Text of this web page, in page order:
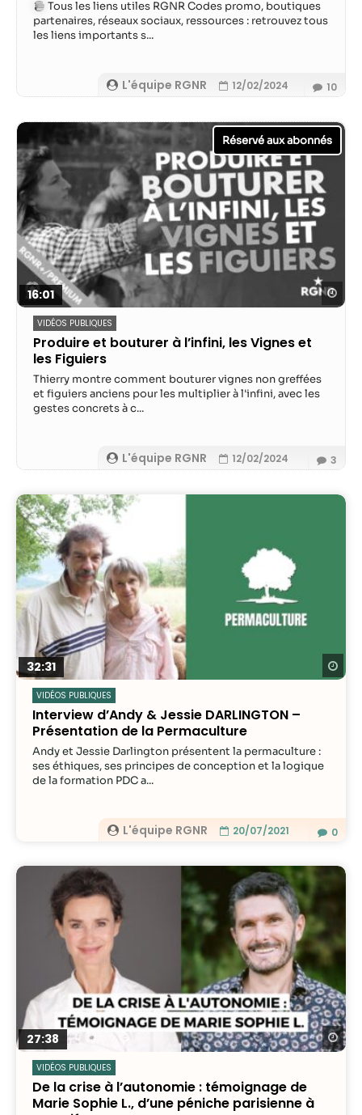
L'équipe RGNR 12/02/2024
Tous les liens utiles RGNR Codes promo, boutiques
partenaires, réseaux sociaux, ressources : retrouvez tous
les liens importants s...
10
16:01
VIDÉOS PUBLIQUES
Produire et bouturer à l’infini, les Vignes et
les Figuiers
L'équipe RGNR 12/02/2024
Thierry montre comment bouturer vignes non greffées
et figuiers anciens pour les multiplier à l'infini, avec les
gestes concrets à c...
3
32:31
VIDÉOS PUBLIQUES
Interview d’Andy & Jessie DARLINGTON –
Présentation de la Permaculture
L'équipe RGNR 20/07/2021
Andy et Jessie Darlington présentent la permaculture :
ses éthiques, ses principes de conception et la logique
de la formation PDC a...
0
27:38
VIDÉOS PUBLIQUES
De la crise à l’autonomie : témoignage de
Marie Sophie L., d’une péniche parisienne à